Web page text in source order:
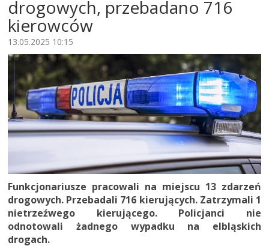
drogowych, przebadano 716
kierowców
13.05.2025 10:15
Funkcjonariusze pracowali na miejscu 13 zdarzeń
drogowych. Przebadali 716 kierujących. Zatrzymali 1
nietrzeźwego kierującego. Policjanci nie
odnotowali żadnego wypadku na elbląskich
drogach.